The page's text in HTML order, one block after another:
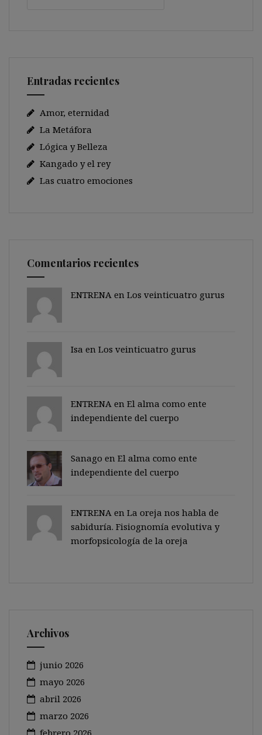
Entradas recientes
Amor, eternidad
La Metáfora
Lógica y Belleza
Kangado y el rey
Las cuatro emociones
Comentarios recientes
ENTRENA en Los veinticuatro gurus
Isa en Los veinticuatro gurus
ENTRENA en El alma como ente
independiente del cuerpo
Sanago en El alma como ente
independiente del cuerpo
ENTRENA en La oreja nos habla de
sabiduría. Fisiognomía evolutiva y
morfopsicología de la oreja
Archivos
junio 2026
mayo 2026
abril 2026
marzo 2026
febrero 2026